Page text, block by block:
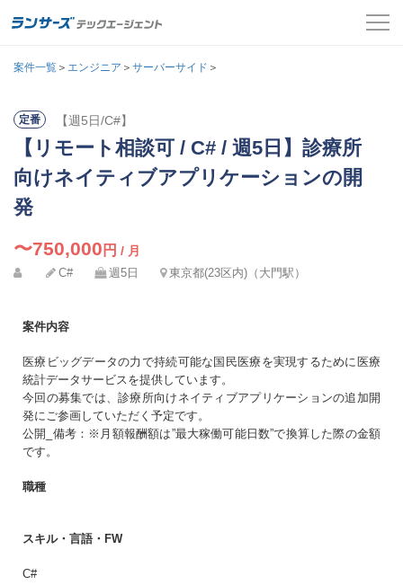
案件一覧
よくある質問
案件一覧 ＞ エンジニア ＞ サーバーサイド ＞
定番 【週5日/C#】
【リモート相談可 / C# / 週5日】診療所
向けネイティブアプリケーションの開
発
〜750,000 円 / 月
C# 週5日 東京都(23区内)（大門駅）
案件内容
医療ビッグデータの力で持続可能な国民医療を実現するために医療
統計データサービスを提供しています。
今回の募集では、診療所向けネイティブアプリケーションの追加開
発にご参画していただく予定です。
公開_備考：※月額報酬額は”最大稼働可能日数”で換算した際の金額
です。
職種
スキル・言語・FW
C#
メールアドレス
パスワードを忘れた方はこちら
氏名 必須
メールアドレス 必須
生年月日 必須